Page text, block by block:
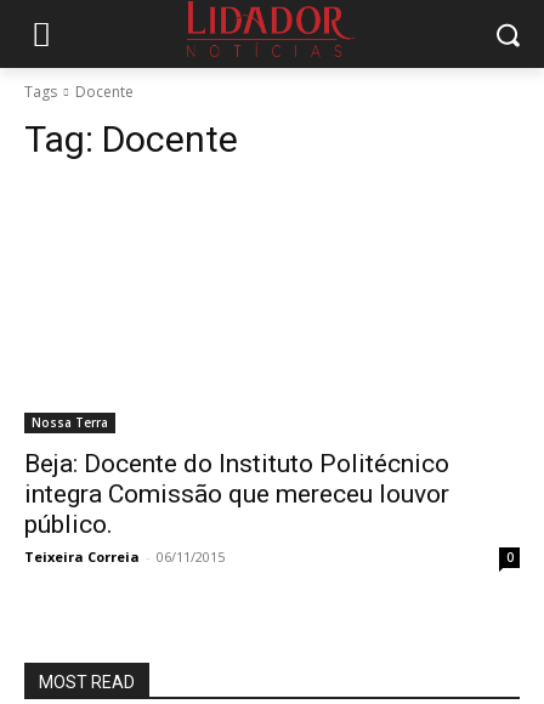
Tags Docente
Tag: Docente
Nossa Terra
Beja: Docente do Instituto Politécnico
integra Comissão que mereceu louvor
público.
Teixeira Correia - 06/11/2015 0
MOST READ